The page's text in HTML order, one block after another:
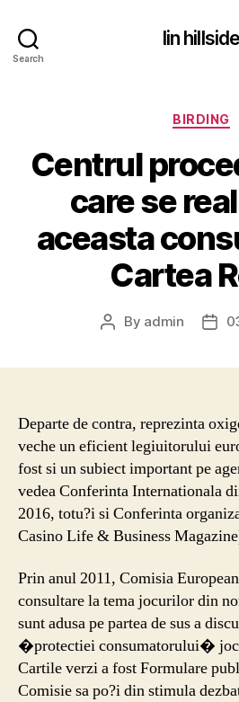
Search
lin hillside
BIRDING
Centrul
care se
aceasta
Cartea
Post
By admin
Post
Departe de contra, reprezinta
veche un eficient legiuitorului
fost si un subiect important pe
vedea Conferinta Internationala
2016, totu?i si Conferinta
Casino Life & Business
Prin anul 2011, Comisia
consultare la tema jocurilor din
sunt adusa pe partea de sus a
�protectiei consumatorului�
Cartile verzi a fost Formulare
Comisie sa po?i din stimula